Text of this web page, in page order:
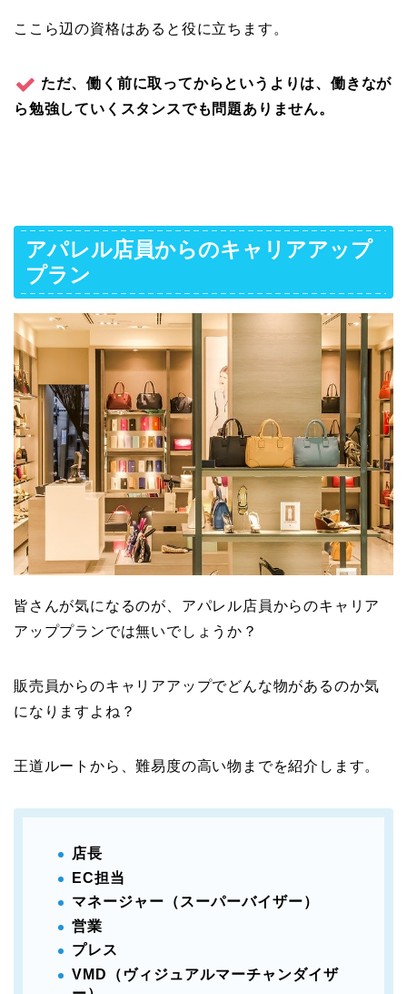
ここら辺の資格はあると役に立ちます。
ただ、働く前に取ってからというよりは、働きなが
ら勉強していくスタンスでも問題ありません。
アパレル店員からのキャリアアップ
プラン
皆さんが気になるのが、アパレル店員からのキャリア
アッププランでは無いでしょうか？
販売員からのキャリアアップでどんな物があるのか気
になりますよね？
王道ルートから、難易度の高い物までを紹介します。
店長
EC担当
マネージャー（スーパーバイザー）
営業
プレス
VMD（ヴィジュアルマーチャンダイザ